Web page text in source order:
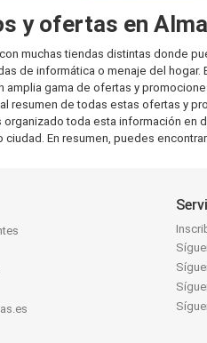
y ofertas en
muchas tiendas distintas donde
de informática o menaje del
amplia gama de ofertas y
resumen de todas estas ofertas y
organizado toda esta información en
ciudad. En resumen, puedes